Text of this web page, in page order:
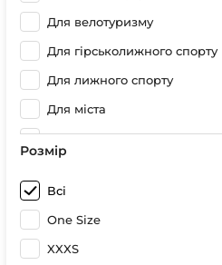
Для велотуризму
Для гірськолижного спорту
Для лижного спорту
Для міста
Для мототуризму
Для полювання
Для походів
Для походів
Розмір
Всі
One Size
XXXS